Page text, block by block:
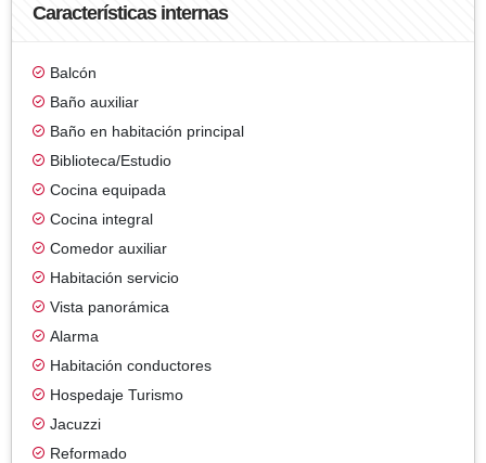
Características internas
Balcón
Baño auxiliar
Baño en habitación principal
Biblioteca/Estudio
Cocina equipada
Cocina integral
Comedor auxiliar
Habitación servicio
Vista panorámica
Alarma
Habitación conductores
Hospedaje Turismo
Jacuzzi
Reformado